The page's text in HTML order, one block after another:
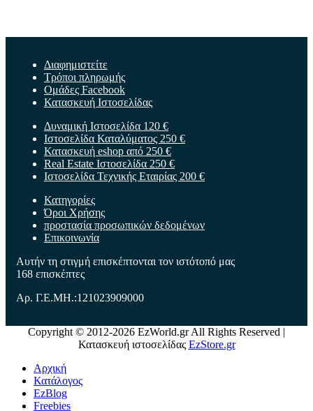
Διαφημιστείτε
Τρόποι πληρωμής
Ομάδες Facebook
Κατασκευή Ιστοσελίδας
Δυναμική Ιστοσελίδα 120 €
Ιστοσελίδα Καταλύματος 250 €
Κατασκευή eshop από 250 €
Real Estate Ιστοσελίδα 250 €
Ιστοσελίδα Τεχνικής Εταιρίας 200 €
Κατηγορίες
Όροι Χρήσης
προστασία προσωπικών δεδομένων
Επικοινωνία
Αυτήν τη στιγμή επισκέπτονται τον ιστότοπό μας
168 επισκέπτες
Αρ. Γ.Ε.ΜΗ.:121023909000
Copyright © 2012-2026 EzWorld.gr All Rights Reserved |
Κατασκευή ιστοσελίδας EzStore.gr
Αρχική
Κατάλογος
EzBlog
Freebies